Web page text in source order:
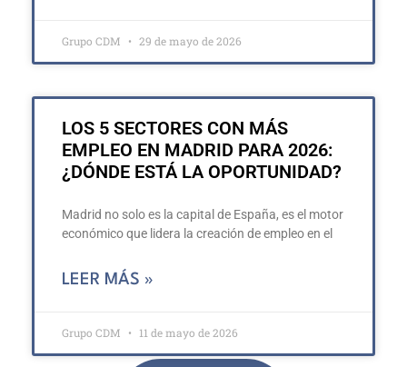
Grupo CDM 29 de mayo de 2026
LOS 5 SECTORES CON MÁS
EMPLEO EN MADRID PARA 2026:
¿DÓNDE ESTÁ LA OPORTUNIDAD?
Madrid no solo es la capital de España, es el motor
económico que lidera la creación de empleo en el
LEER MÁS »
Grupo CDM 11 de mayo de 2026